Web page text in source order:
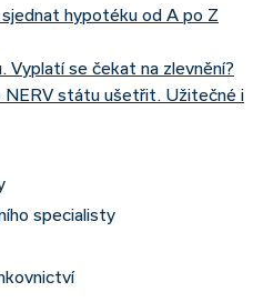
sjednat hypotéku od A po Z
se čekat na zlevnění?
NERV státu ušetřit. Užitečné i
specialisty